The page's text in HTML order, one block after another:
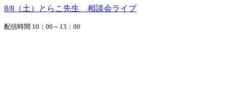
8/8（土）とらこ先生 相談会ライブ
配信時間 10：00～13：00